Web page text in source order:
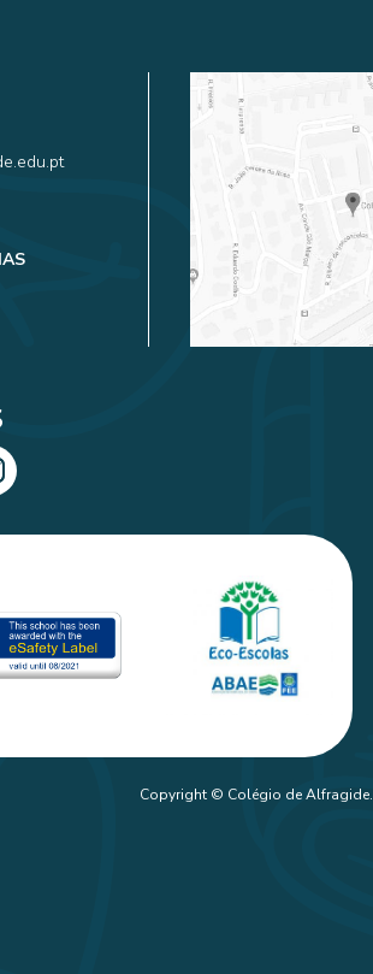
Copyright © Colégio de